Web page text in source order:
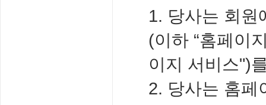
1. 당사는 회원
(이하 “홈페이
이지 서비스")
2. 당사는 홈페